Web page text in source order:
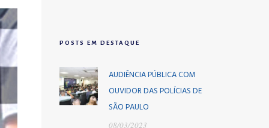
POSTS EM DESTAQUE
AUDIÊNCIA PÚBLICA COM
OUVIDOR DAS POLÍCIAS DE
SÃO PAULO
08/03/2023